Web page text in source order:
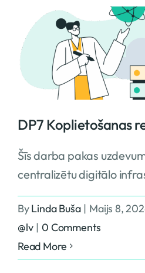
DP7 Koplietošanas
Šīs darba pakas
centralizētu digitālo
ByLinda Buša | Maijs 8,
@lv | 0 Comments
Read More